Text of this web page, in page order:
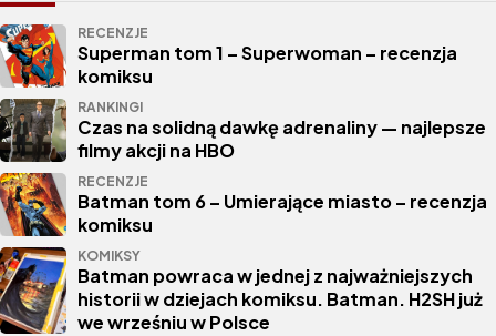
RECENZJE
Superman tom 1 – Superwoman – recenzja
komiksu
RANKINGI
Czas na solidną dawkę adrenaliny — najlepsze
filmy akcji na HBO
RECENZJE
Batman tom 6 – Umierające miasto – recenzja
komiksu
KOMIKSY
Batman powraca w jednej z najważniejszych
historii w dziejach komiksu. Batman. H2SH już
we wrześniu w Polsce